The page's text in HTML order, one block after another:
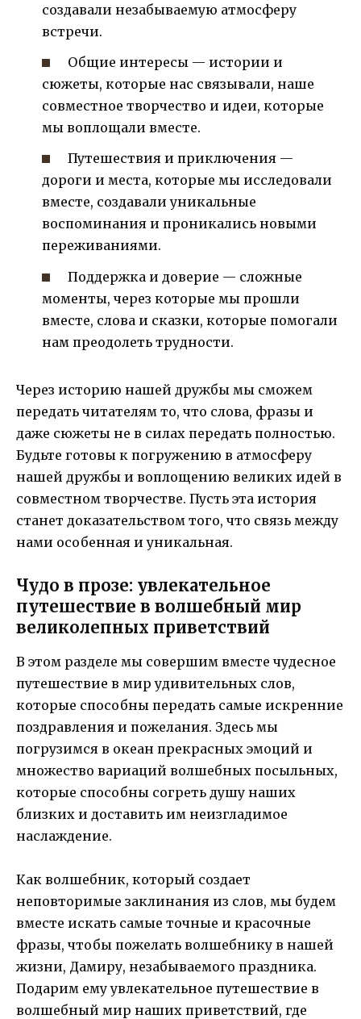
создавали незабываемую атмосферу
встречи.
Общие интересы — истории и
сюжеты, которые нас связывали, наше
совместное творчество и идеи, которые
мы воплощали вместе.
Путешествия и приключения —
дороги и места, которые мы исследовали
вместе, создавали уникальные
воспоминания и проникались новыми
переживаниями.
Поддержка и доверие — сложные
моменты, через которые мы прошли
вместе, слова и сказки, которые помогали
нам преодолеть трудности.
Через историю нашей дружбы мы сможем
передать читателям то, что слова, фразы и
даже сюжеты не в силах передать полностью.
Будьте готовы к погружению в атмосферу
нашей дружбы и воплощению великих идей в
совместном творчестве. Пусть эта история
станет доказательством того, что связь между
нами особенная и уникальная.
Чудо в прозе: увлекательное
путешествие в волшебный мир
великолепных приветствий
В этом разделе мы совершим вместе чудесное
путешествие в мир удивительных слов,
которые способны передать самые искренние
поздравления и пожелания. Здесь мы
погрузимся в океан прекрасных эмоций и
множество вариаций волшебных посыльных,
которые способны согреть душу наших
близких и доставить им неизгладимое
наслаждение.
Как волшебник, который создает
неповторимые заклинания из слов, мы будем
вместе искать самые точные и красочные
фразы, чтобы пожелать волшебнику в нашей
жизни, Дамиру, незабываемого праздника.
Подарим ему увлекательное путешествие в
волшебный мир наших приветствий, где